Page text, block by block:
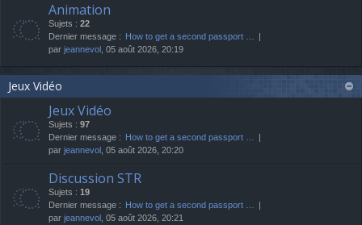
Animation
Sujets : 22
Dernier message : How to get a second passport …
par jeannevol , 05 août 2026, 20:19
Jeux Vidéo
Jeux Vidéo
Sujets : 97
Dernier message : How to get a second passport …
par jeannevol , 05 août 2026, 20:20
Discussion STR
Sujets : 19
Dernier message : How to get a second passport …
par jeannevol , 05 août 2026, 20:21